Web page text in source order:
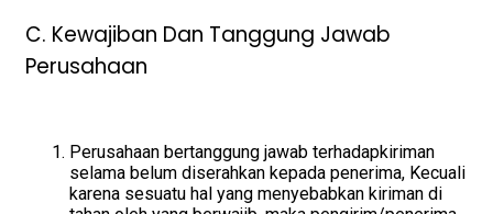
C. Kewajiban Dan Tanggung Jawab
Perusahaan
Perusahaan bertanggung jawab terhadapkiriman
selama belum diserahkan kepada penerima, Kecuali
karena sesuatu hal yang menyebabkan kiriman di